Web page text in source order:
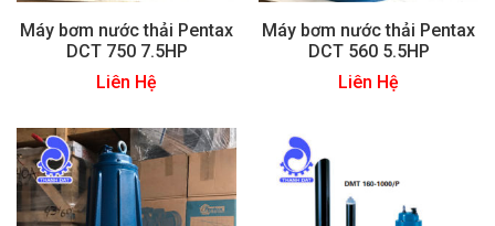
Máy bơm nước thải Pentax
DCT 750 7.5HP
Liên Hệ
Máy bơm nước thải Pentax
DCT 560 5.5HP
Liên Hệ